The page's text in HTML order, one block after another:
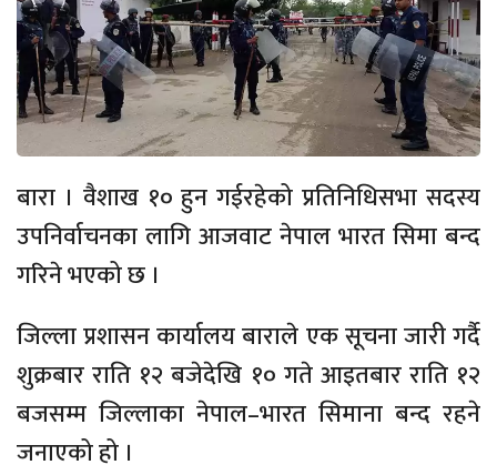
बारा । वैशाख १० हुन गईरहेको प्रतिनिधिसभा सदस्य
उपनिर्वाचनका लागि आजवाट नेपाल भारत सिमा बन्द
गरिने भएको छ ।
जिल्ला प्रशासन कार्यालय बाराले एक सूचना जारी गर्दै
शुक्रबार राति १२ बजेदेखि १० गते आइतबार राति १२
बजसम्म जिल्लाका नेपाल–भारत सिमाना बन्द रहने
जनाएको हो ।